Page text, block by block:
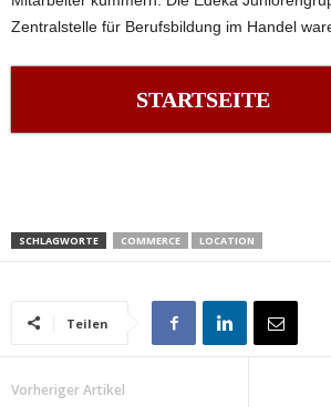
Zentralstelle für Berufsbildung im Handel
STARTSEITE
SCHLAGWORTE COMMERCE LOCATION
Teilen
Vorheriger Artikel